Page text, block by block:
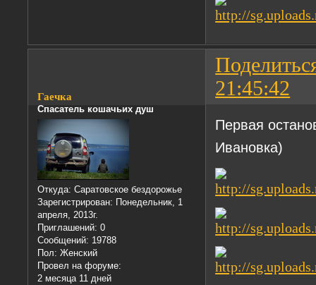
21:45:42
Гаечка
Спасатель кошачьих душ
Откуда: Саратовское бездорожье
Зарегистрирован: Понедельник, 1
апреля, 2013г.
Приглашений: 0
Сообщений: 19788
Пол: Женский
Провел на форуме:
2 месяца 11 дней
Первая
Ивановка)